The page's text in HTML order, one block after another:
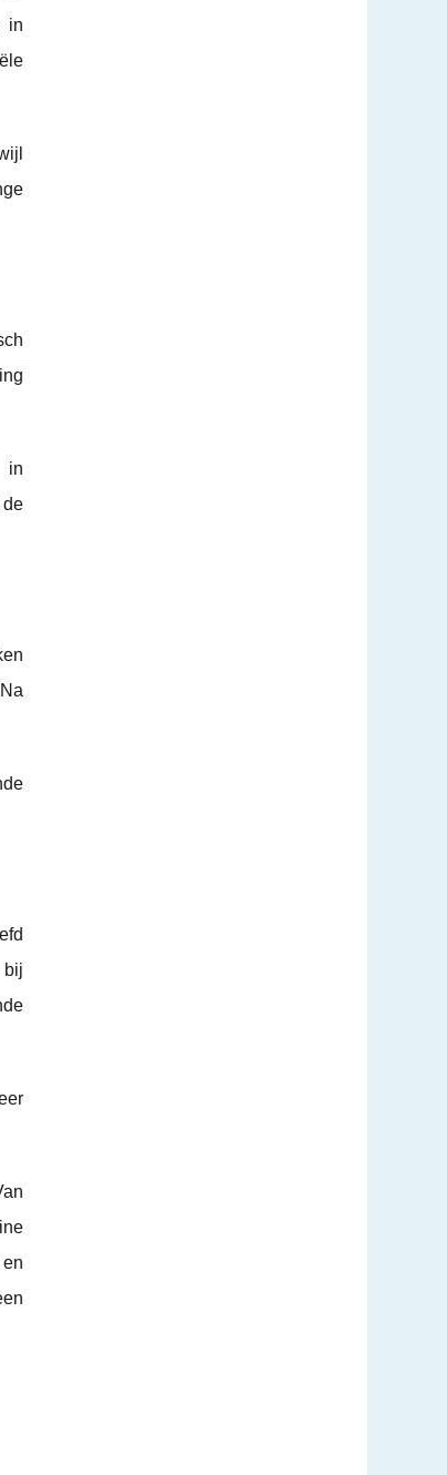
in
in